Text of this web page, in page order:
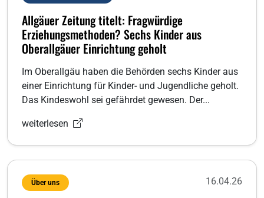
Allgäuer Zeitung titelt: Fragwürdige
Erziehungsmethoden? Sechs Kinder aus
Oberallgäuer Einrichtung geholt
Im Oberallgäu haben die Behörden sechs Kinder aus
einer Einrichtung für Kinder- und Jugendliche geholt.
Das Kindeswohl sei gefährdet gewesen. Der...
weiterlesen
Über uns 16.04.26